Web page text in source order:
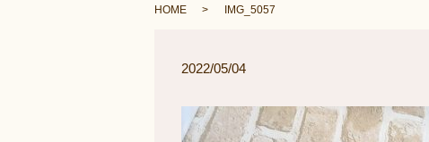
HOME IMG_5057
2022/05/04